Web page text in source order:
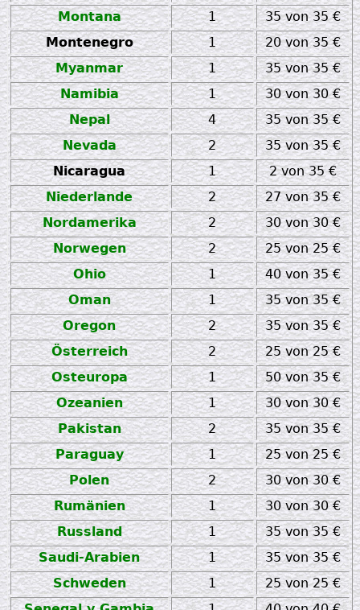
Montana 1
35 von 35 €
Montenegro
1
20 von 35 €
Myanmar
1
35 von 35 €
Namibia
1
30 von 30 €
Nepal
4
35 von 35 €
Nevada
2
35 von 35 €
Nicaragua
1
2 von 35 €
Niederlande
2
27 von 35 €
Nordamerika
2
30 von 30 €
Norwegen
2
25 von 25 €
Ohio
1
40 von 35 €
Oman
1
35 von 35 €
Oregon
2
35 von 35 €
Österreich
2
25 von 25 €
Osteuropa
1
50 von 35 €
Ozeanien
1
30 von 30 €
Pakistan
2
35 von 35 €
Paraguay
1
25 von 25 €
Polen
2
30 von 30 €
Rumänien
1
30 von 30 €
Russland
1
35 von 35 €
Saudi-Arabien
1
35 von 35 €
Schweden
1
25 von 25 €